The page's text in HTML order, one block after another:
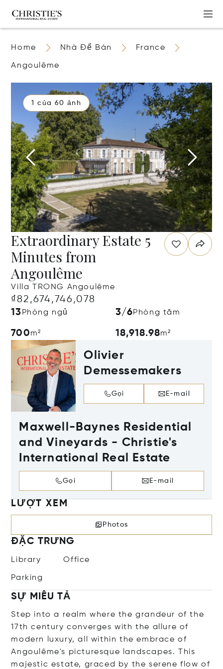
Home Nhà Để Bán France
Angoulême
1 của 60 ảnh
Extraordinary Estate 5
Minutes from
Angoulême
Villa TRONG Angoulême
₫82,674,746,078
13 Phòng ngủ 3/6Phòng tắm
700m² 18,918.98m²
Olivier
Demessemakers
Gọi E-mail
Maxwell-Baynes Residential
and Vineyards - Christie's
International Real Estate
Gọi E-mail
LƯỢT XEM
Photos
ĐẶC TRƯNG
Library Office
Parking
SỰ MIÊU TẢ
Step into a realm where the grandeur of the
17th century converges with the allure of
modern luxury, all within the embrace of
Angoulême's picturesque landscapes. This
majestic estate, graced by the serene flow of